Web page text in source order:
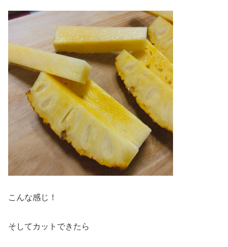
こんな感じ！
そしてカットできたら